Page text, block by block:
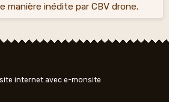
manière inédite par CBV drone.
internet avec e-monsite